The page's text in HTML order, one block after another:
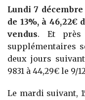
Lundi 7
de 13%, à 46,22€
vendus. Et près
supplémentaires
deux jours
9831 à 44,29€ le 9/
Le mardi suivant,